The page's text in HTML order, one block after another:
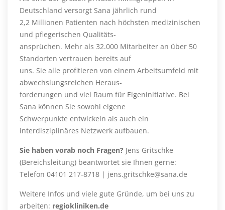
Deutschland versorgt Sana jährlich rund
2,2 Millionen Patienten nach höchsten medizinischen
und pflegerischen Qualitäts-
ansprüchen. Mehr als 32.000 Mitarbeiter an über 50
Standorten vertrauen bereits auf
uns. Sie alle profitieren von einem Arbeitsumfeld mit
abwechslungsreichen Heraus-
forderungen und viel Raum für Eigeninitiative. Bei
Sana können Sie sowohl eigene
Schwerpunkte entwickeln als auch ein
interdisziplinäres Netzwerk aufbauen.
Sie haben vorab noch Fragen? Jens Gritschke
(Bereichsleitung) beantwortet sie Ihnen gerne:
Telefon 04101 217-8718 | jens.gritschke@sana.de
Weitere Infos und viele gute Gründe, um bei uns zu
arbeiten: regiokliniken.de